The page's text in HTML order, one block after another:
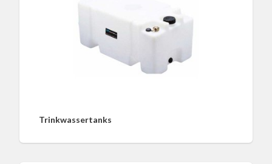
Trinkwassertanks